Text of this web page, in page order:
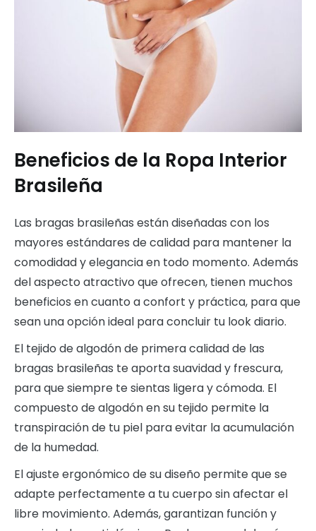
Beneficios de la Ropa Interior
Brasileña
Las bragas brasileñas están diseñadas con los
mayores estándares de calidad para mantener la
comodidad y elegancia en todo momento. Además
del aspecto atractivo que ofrecen, tienen muchos
beneficios en cuanto a confort y práctica, para que
sean una opción ideal para concluir tu look diario.
El tejido de algodón de primera calidad de las
bragas brasileñas te aporta suavidad y frescura,
para que siempre te sientas ligera y cómoda. El
compuesto de algodón en su tejido permite la
transpiración de tu piel para evitar la acumulación
de la humedad.
El ajuste ergonómico de su diseño permite que se
adapte perfectamente a tu cuerpo sin afectar el
libre movimiento. Además, garantizan función y